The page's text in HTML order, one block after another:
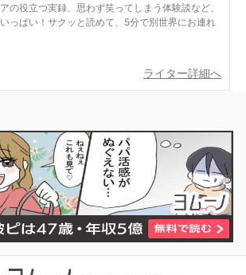
の役立つ実録、思わず笑ってしまう体験談など、
っぱい！サクッと読めて、5分で別世界にお連れ
ライター詳細へ